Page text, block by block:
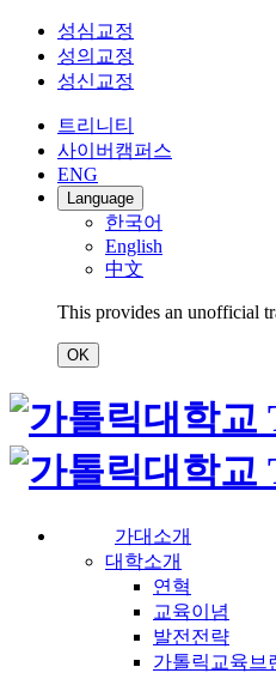
성심교정
성의교정
성신교정
트리니티
사이버캠퍼스
ENG
Language
한국어
English
中文
This provides an unofficial
OK
가대소개
대학소개
연혁
교육이념
발전전략
가톨릭교육브